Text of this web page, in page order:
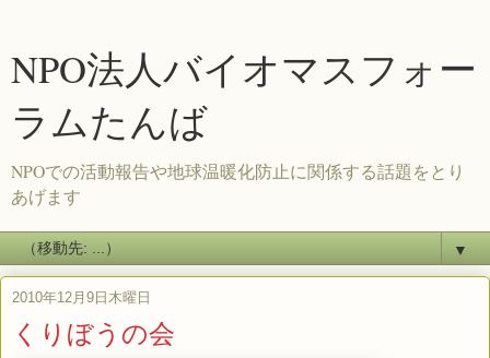
NPO法人バイオマスフォー
ラムたんば
NPOでの活動報告や地球温暖化防止に関係する話題をとり
あげます
▼
2010年12月9日木曜日
くりぼうの会